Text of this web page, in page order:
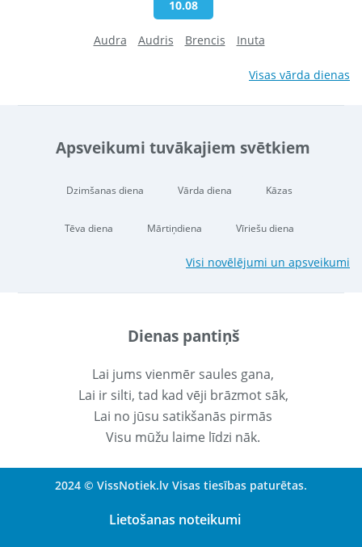
10.08
Audra Audris Brencis Inuta
Visas vārda dienas
Apsveikumi tuvākajiem svētkiem
Dzimšanas diena Vārda diena Kāzas
Tēva diena Mārtiņdiena Vīriešu diena
Visi novēlējumi un apsveikumi
Dienas pantiņš
Lai jums vienmēr saules gana,
Lai ir silti, tad kad vēji brāzmot sāk,
Lai no jūsu satikšanās pirmās
Visu mūžu laime līdzi nāk.
2024 © VissNotiek.lv Visas tiesības paturētas.
Lietošanas noteikumi